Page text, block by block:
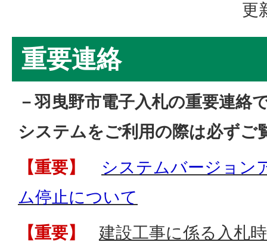
更
重要連絡
－羽曳野市電子入札の重要連
システムをご利用の際は必ずご
【重要】 システムバージョン
ム停止について
【重要】
建設工事に係る入札